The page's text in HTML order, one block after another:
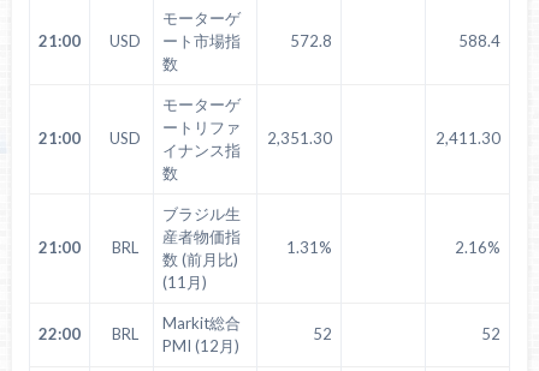
21:00 USD
モーターゲ
ート市場指
数
572.8 588.4
21:00 USD
モーターゲ
ートリファ
イナンス指
数
2,351.30 2,411.30
21:00 BRL
ブラジル生
産者物価指
数 (前月比)
(11月)
1.31% 2.16%
22:00 BRL
Markit総合
PMI (12月)
52 52